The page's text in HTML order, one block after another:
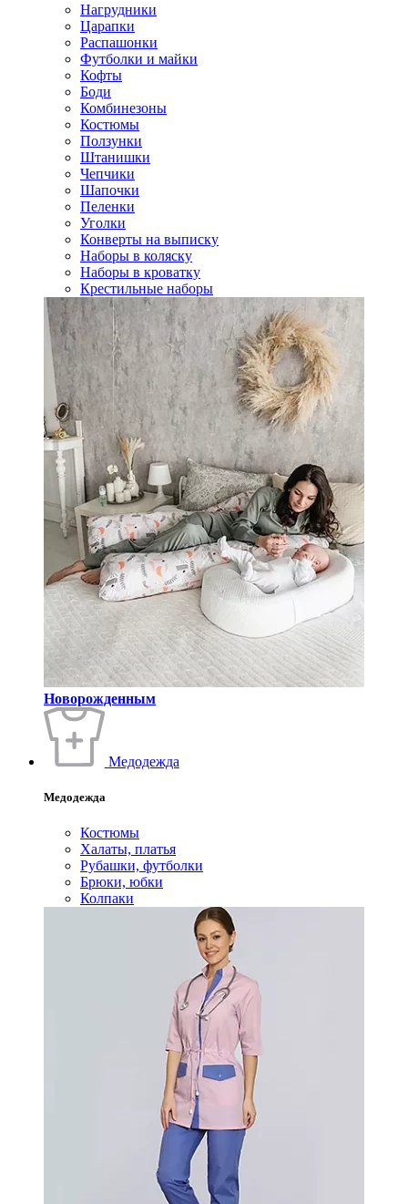
Нагрудники
Царапки
Распашонки
Футболки и майки
Кофты
Боди
Комбинезоны
Костюмы
Ползунки
Штанишки
Чепчики
Шапочки
Пеленки
Уголки
Конверты на выписку
Наборы в коляску
Наборы в кроватку
Крестильные наборы
Новорожденным
Медодежда
Медодежда
Костюмы
Халаты, платья
Рубашки, футболки
Брюки, юбки
Колпаки